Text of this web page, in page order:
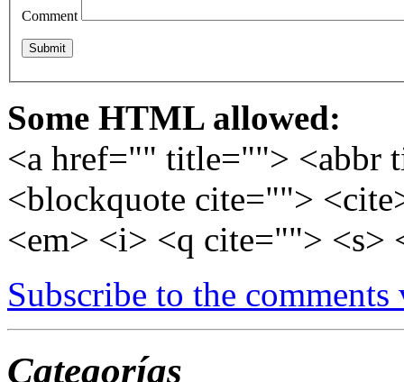
Comment
Some HTML allowed:
<a href="" title=""> <abbr
<blockquote cite="">
<em> <i> <q cite=""> <s>
Subscribe to the comments
Categorías